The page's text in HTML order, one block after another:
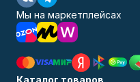
Мы на маркетплейсах
Каталог товаров